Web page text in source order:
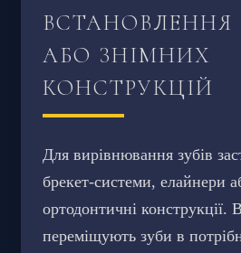
ВСТАНОВЛЕННЯ
АБО ЗНІМНИХ
КОНСТРУКЦІЙ
Для вирівнювання зубів
брекет-системи, елайнери
ортодонтичні конструкції.
переміщують зуби в